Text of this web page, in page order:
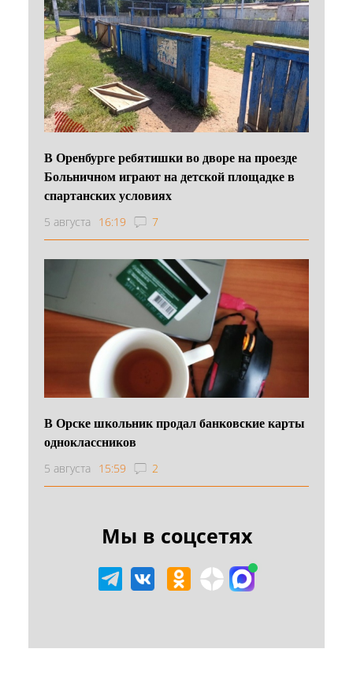
В Оренбурге ребятишки во дворе на проезде
Больничном играют на детской площадке в
спартанских условиях
5 августа 16:19 7
В Орске школьник продал банковские карты
одноклассников
5 августа 15:59 2
Мы в соцсетях